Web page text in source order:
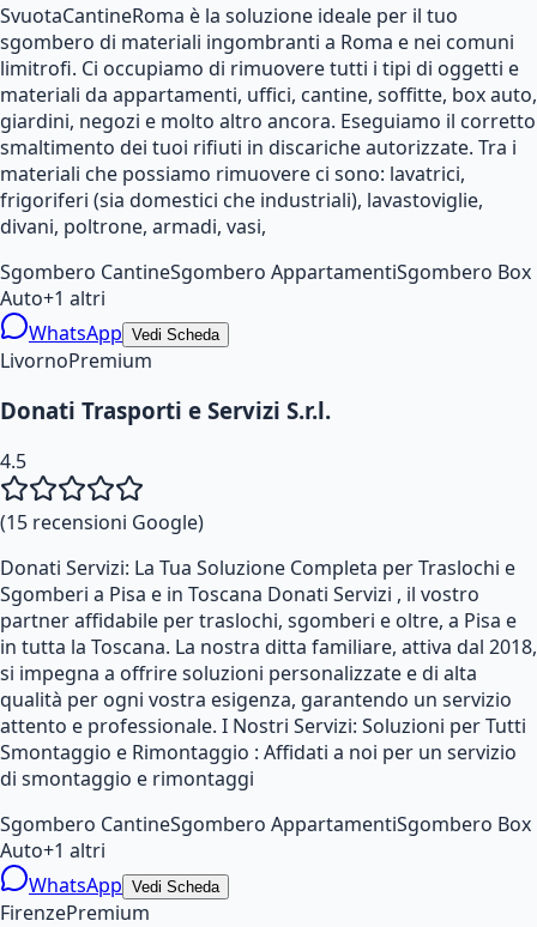
SvuotaCantineRoma è la soluzione ideale per il tuo
sgombero di materiali ingombranti a Roma e nei comuni
limitrofi. Ci occupiamo di rimuovere tutti i tipi di oggetti e
materiali da appartamenti, uffici, cantine, soffitte, box auto,
giardini, negozi e molto altro ancora. Eseguiamo il corretto
smaltimento dei tuoi rifiuti in discariche autorizzate. Tra i
materiali che possiamo rimuovere ci sono: lavatrici,
frigoriferi (sia domestici che industriali), lavastoviglie,
divani, poltrone, armadi, vasi,
Sgombero CantineSgombero AppartamentiSgombero Box
Auto+1 altri
WhatsApp Vedi Scheda
LivornoPremium
Donati Trasporti e Servizi S.r.l.
4.5
(15 recensioni Google)
Donati Servizi: La Tua Soluzione Completa per Traslochi e
Sgomberi a Pisa e in Toscana Donati Servizi , il vostro
partner affidabile per traslochi, sgomberi e oltre, a Pisa e
in tutta la Toscana. La nostra ditta familiare, attiva dal 2018,
si impegna a offrire soluzioni personalizzate e di alta
qualità per ogni vostra esigenza, garantendo un servizio
attento e professionale. I Nostri Servizi: Soluzioni per Tutti
Smontaggio e Rimontaggio : Affidati a noi per un servizio
di smontaggio e rimontaggi
Sgombero CantineSgombero AppartamentiSgombero Box
Auto+1 altri
WhatsApp Vedi Scheda
FirenzePremium